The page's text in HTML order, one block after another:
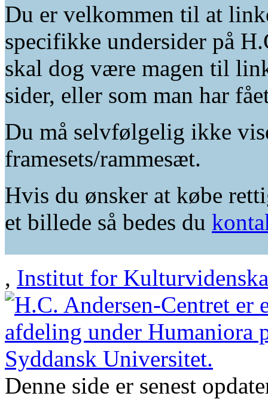
Du er velkommen til at
specifikke undersider på
skal dog være magen til
sider, eller som man har
Du må selvfølgelig ikke
framesets/rammesæt.
Hvis du ønsker at købe
et billede så bedes du
, Institut for
Denne side er senest